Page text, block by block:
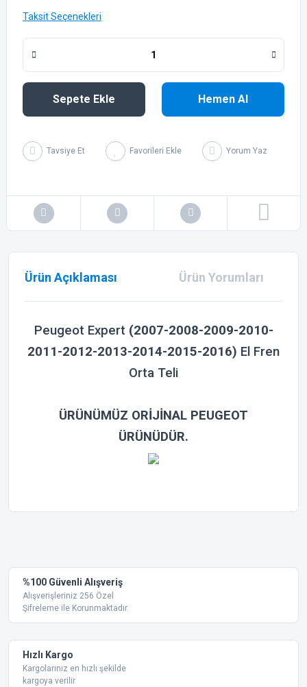
Taksit Seçenekleri
Sepete Ekle Hemen Al
Tavsiye Et Yorum Yaz
Ürün Açıklaması Ürün Yorumları
Peugeot Expert (2007-2008-2009-2010-
2011-2012-2013-2014-2015-2016) El Fren
Orta Teli
ÜRÜNÜMÜZ ORİJİNAL PEUGEOT
ÜRÜNÜDÜR.
Ürün resmi kalitesiz, bozuk veya görüntülenemiyor.
Ürün açıklamasında eksik bilgiler bulunuyor.
Bu ürüne benzer farklı alternatifler olmalı.
%100 Güvenli Alışveriş
Alışverişleriniz 256 Özel
Şifreleme ile Korunmaktadır.
Hızlı Kargo
Kargolarınız en hızlı şekilde
kargoya verilir